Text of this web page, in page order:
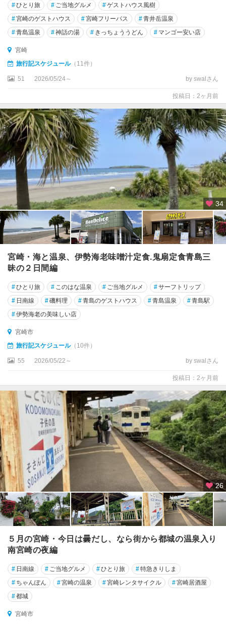
#ひとり旅 # ご当地グルメ #ゲストハウス風樹
#宮崎のゲストハウス #宮崎フリーパス #青井岳温泉
#青島温泉 #神話の湯 # きっちょううどん # マンゴー安い店
宮崎
旅行記スケジュール（11件）
51 2026/05/24～ by swalさん
投稿日：2ヶ月前
34
宮崎・海と温泉、伊勢海老味噌汁定食.鬼扇定食青島三
昧の２日間編
#ひとり旅 # このはな温泉 # ご当地グルメ #サーフトリップ
# 日南線 #磯料理 #青島のゲストハウス #青島温泉 #青島駅
#伊勢海老の美味しい店
宮崎市
旅行記スケジュール（10件）
55 2026/05/22～ by swalさん
投稿日：2ヶ月前
26
５月の宮崎・今日は曇だし、なら街から都城の温泉入り
南宮崎の夜編
# 日南線 # ご当地グルメ #ひとり旅 #特急きりしま
# ちゃんぽん #宮崎の温泉 #宮崎レンタサイクル #宮崎居酒屋
#都城
宮崎市